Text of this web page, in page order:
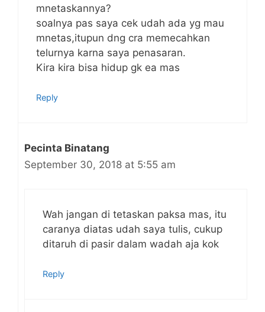
mnetaskannya?
soalnya pas saya cek udah ada yg mau
mnetas,itupun dng cra memecahkan
telurnya karna saya penasaran.
Kira kira bisa hidup gk ea mas
Reply
Pecinta Binatang
September 30, 2018 at 5:55 am
Wah jangan di tetaskan paksa mas, itu
caranya diatas udah saya tulis, cukup
ditaruh di pasir dalam wadah aja kok
Reply